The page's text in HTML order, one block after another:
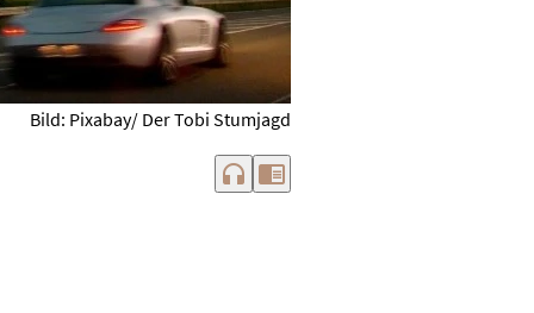
Bild: Pixabay/ Der Tobi Stumjagd
headphones chrome_reader_mode